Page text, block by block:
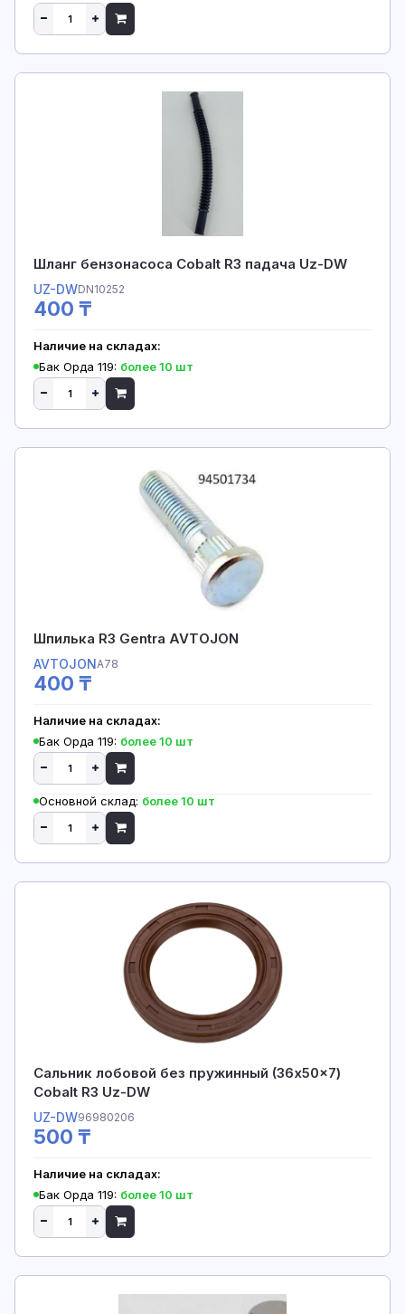
Шланг бензонасоса Cobalt R3 падача Uz-DW
UZ-DWDN10252
400 ₸
Наличие на складах:
Бак Орда 119: более 10 шт
Шпилька R3 Gentra AVTOJON
AVTOJONA78
400 ₸
Наличие на складах:
Бак Орда 119: более 10 шт
Основной склад: более 10 шт
Сальник лобовой без пружинный (36x50x7)
Cobalt R3 Uz-DW
UZ-DW96980206
500 ₸
Наличие на складах:
Бак Орда 119: более 10 шт